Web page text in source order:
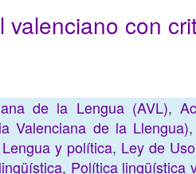
con
de la Lengua (AVL),
Valenciana de la Llengua),
Lengua y política, Ley de
, Política lingüística